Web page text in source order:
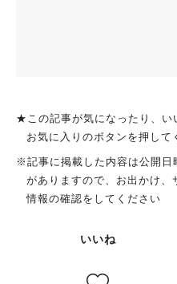
★この記事が気になったり、い
お気に入りのボタンを押して
※記事に掲載した内容は公開日
がありますので、お出かけ
情報の確認をしてください
いいね